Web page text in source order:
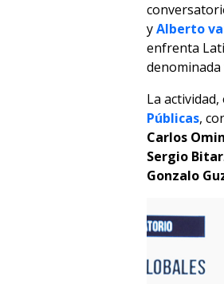
yAlberto
enfrenta
denominada
La
Públicas,
Carlos
Sergio Bitar
Gonzalo